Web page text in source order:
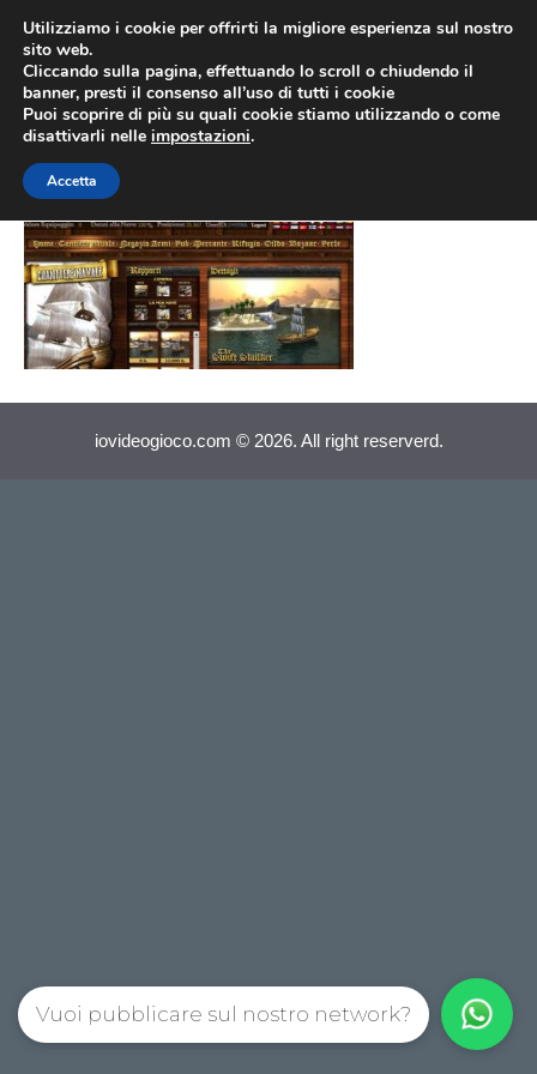
contenuto
Seafight (008)
iovideogioco.com © 2026. All right reserverd.
Utilizziamo i cookie per offrirti la migliore esperienza sul nostro
sito web.
Cliccando sulla pagina, effettuando lo scroll o chiudendo il
banner, presti il consenso all’uso di tutti i cookie
Puoi scoprire di più su quali cookie stiamo utilizzando o come
disattivarli nelle impostazioni.
Accetta
Vuoi pubblicare sul nostro network?